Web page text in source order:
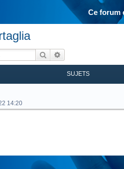
Ce forum
Rechercher
SUJETS
14:20